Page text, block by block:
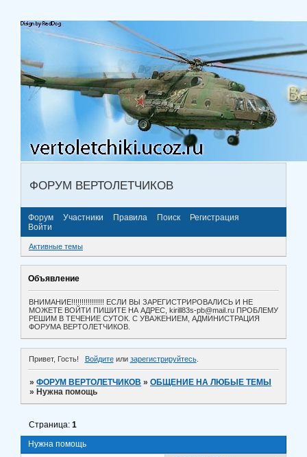
ФОРУМ ВЕРТОЛЕТЧИКОВ
Форум Участники Правила Поиск
Регистрация
Войти
Активные темы
Объявление
ВНИМАНИЕ!!!!!!!!!!!!!!!! ЕСЛИ ВЫ ЗАРЕГИСТРИРОВАЛИСЬ И НЕ
МОЖЕТЕ ВОЙТИ ПИШИТЕ НА АДРЕС, kirill83s-pb@mail.ru ПРОБЛЕМУ
РЕШИМ В ТЕЧЕНИЕ СУТОК. С УВАЖЕНИЕМ, АДМИНИСТРАЦИЯ
ФОРУМА ВЕРТОЛЕТЧИКОВ.
Привет, Гость! Войдитеили зарегистрируйтесь.
»ФОРУМ ВЕРТОЛЕТЧИКОВ »ОБЩЕНИЕ НА ЛЮБЫЕ ТЕМЫ
» Нужна помощь
Нужна помощь
Страница:1